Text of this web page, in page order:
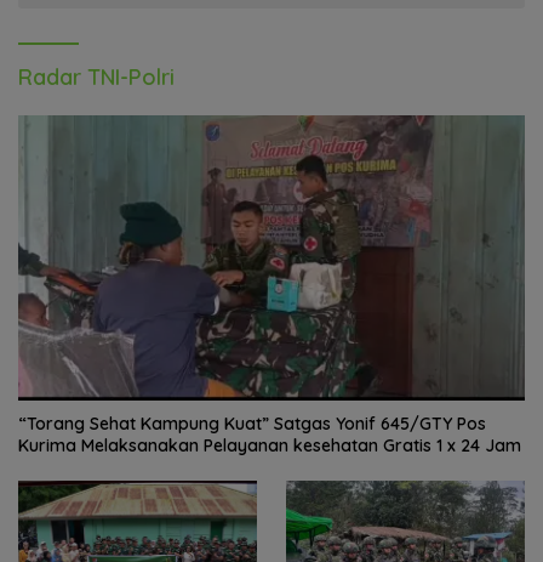
Radar TNI-Polri
“Torang Sehat Kampung Kuat” Satgas Yonif 645/GTY Pos
Kurima Melaksanakan Pelayanan kesehatan Gratis 1 x 24 Jam